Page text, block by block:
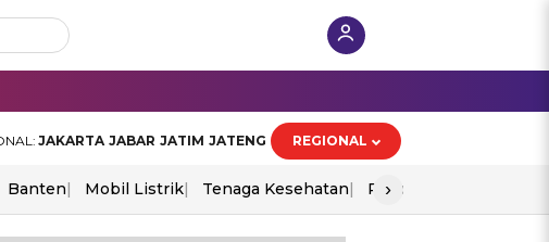
JAKARTA JABAR JATIM JATENG REGIONAL
Banten Mobil Listrik Tenaga Kesehatan Piala Aff 2026
›